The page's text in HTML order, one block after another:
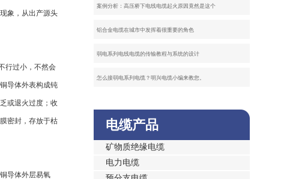
象，从出产源头
行过小，不然会
导体外表构成钝
或退火过度；收
密封，存放于枯
导体外层易氧
案例分析：高压桥下电线电缆起火原因竟然是这个
铝合金电缆在城市中发挥着很重要的角色
弱电系列电线电缆的传输教程与系统的设计
怎么接弱电系列电缆？明兴电缆小编来教您。
电缆产品
矿物质绝缘电缆
电力电缆